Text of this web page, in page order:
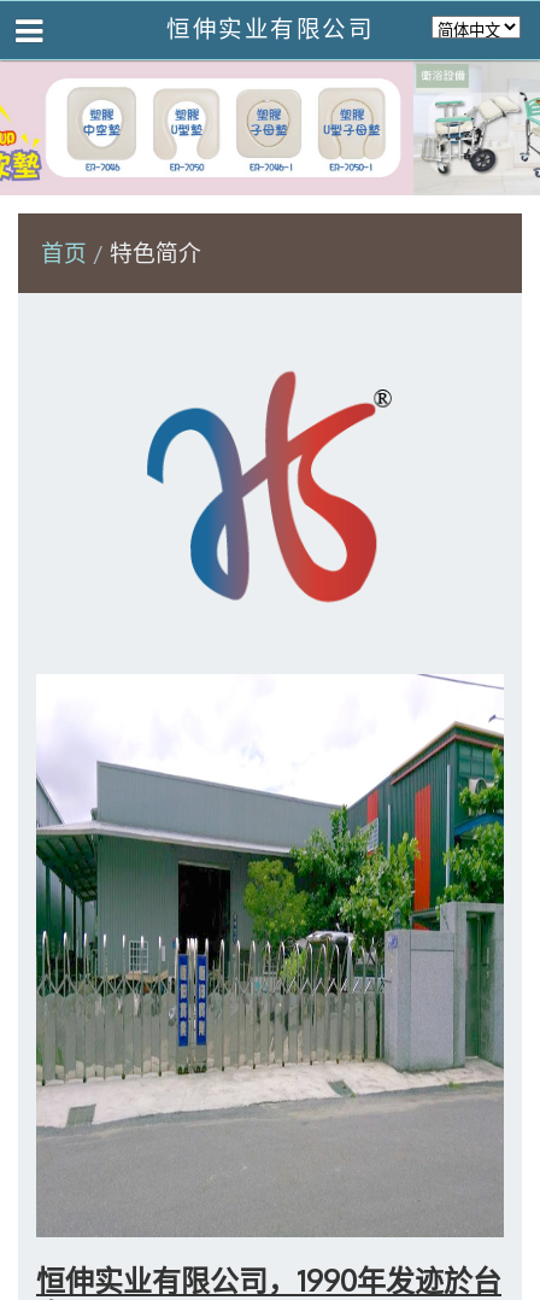
恒伸实业有限公司
首页 特色简介
恒伸实业有限公司，1990年发迹於台